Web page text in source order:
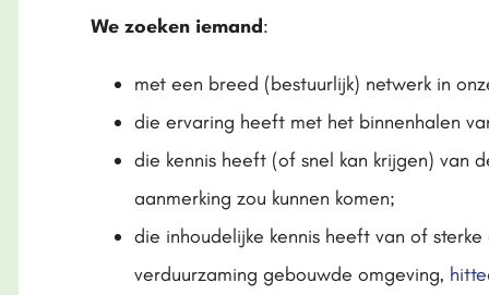
We zoeken iemand:
met een breed (bestuurlijk) netwerk in
die ervaring heeft met het binnenhalen
die kennis heeft (of snel kan krijgen) van
aanmerking zou kunnen komen;
die inhoudelijke kennis heeft van of
verduurzaming gebouwde omgeving,